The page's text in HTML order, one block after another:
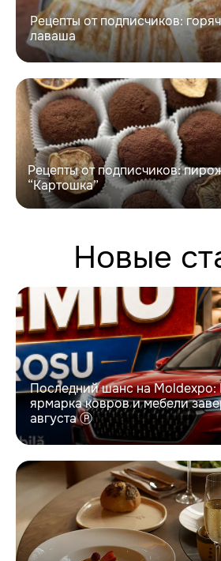
Рецепты от подписчиков:
лаваша
Рецепты от подписчиков:
“Картошка”
Новые
Последний шанс на Moldexpo:
ярмарка ковров и мебели
августа Ⓟ